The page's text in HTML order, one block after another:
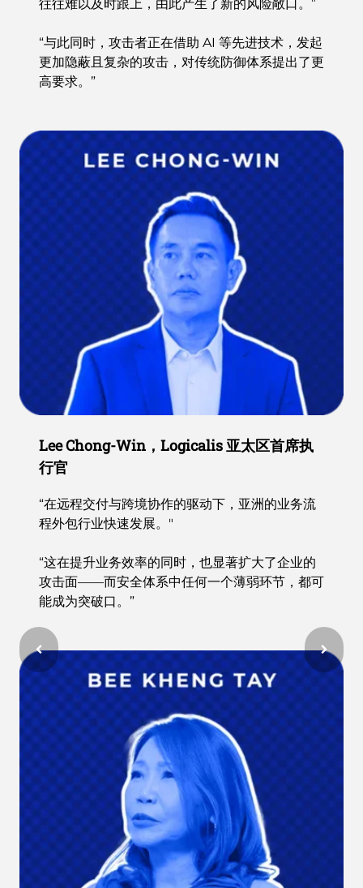
往往难以及时跟上，由此产生了新的风险敞口。”
“与此同时，攻击者正在借助 AI 等先进技术，发起
更加隐蔽且复杂的攻击，对传统防御体系提出了更
高要求。”
Lee Chong-Win，Logicalis 亚太区首席执
行官
“在远程交付与跨境协作的驱动下，亚洲的业务流
程外包行业快速发展。"
“这在提升业务效率的同时，也显著扩大了企业的
攻击面——而安全体系中任何一个薄弱环节，都可
能成为突破口。”